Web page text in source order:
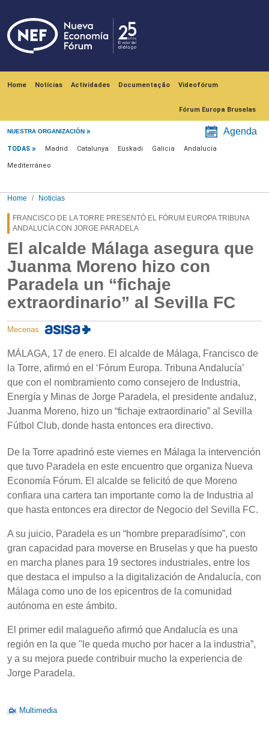
Home Notícias Actividades Documentação Videofórum
Fórum Europa Bruselas
NUESTRA ORGANIZACIÓN Agenda
Menú noticias
TODAS Madrid Catalunya Euskadi Galicia Andalucía
Mediterráneo
Home Noticias
FRANCISCO DE LA TORRE PRESENTÓ EL FÓRUM EUROPA TRIBUNA
ANDALUCÍA CON JORGE PARADELA
El alcalde Málaga asegura que
Juanma Moreno hizo con
Paradela un “fichaje
extraordinario” al Sevilla FC
Mecenas
MÁLAGA, 17 de enero. El alcalde de Málaga, Francisco de
la Torre, afirmó en el ‘Fórum Europa. Tribuna Andalucía’
que con el nombramiento como consejero de Industria,
Energía y Minas de Jorge Paradela, el presidente andaluz,
Juanma Moreno, hizo un “fichaje extraordinario” al Sevilla
Fútbol Club, donde hasta entonces era directivo.
De la Torre apadrinó este viernes en Málaga la intervención
que tuvo Paradela en este encuentro que organiza Nueva
Economía Fórum. El alcalde se felicitó de que Moreno
confiara una cartera tan importante como la de Industria al
que hasta entonces era director de Negocio del Sevilla FC.
A su juicio, Paradela es un “hombre preparadísimo”, con
gran capacidad para moverse en Bruselas y que ha puesto
en marcha planes para 19 sectores industriales, entre los
que destaca el impulso a la digitalización de Andalucía, con
Málaga como uno de los epicentros de la comunidad
autónoma en este ámbito.
El primer edil malagueño afirmó que Andalucía es una
región en la que "le queda mucho por hacer a la industria”,
y a su mejora puede contribuir mucho la experiencia de
Jorge Paradela.
Multimedia